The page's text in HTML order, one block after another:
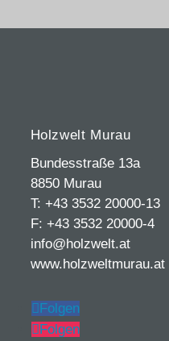
Holzwelt Murau
Bundesstraße 13a
8850 Murau
T: +43 3532 20000-13
F: +43 3532 20000-4
info@holzwelt.at
www.holzweltmurau.at
Folgen
Folgen